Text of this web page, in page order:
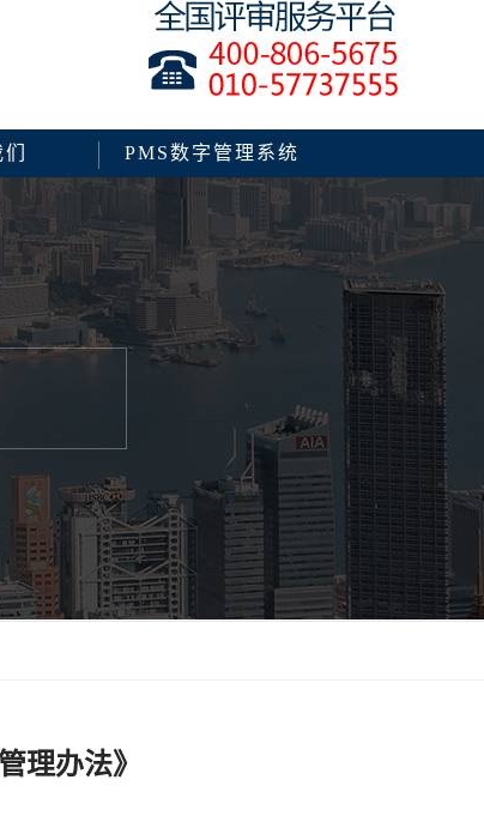
PMS数字管理系统
理办法》